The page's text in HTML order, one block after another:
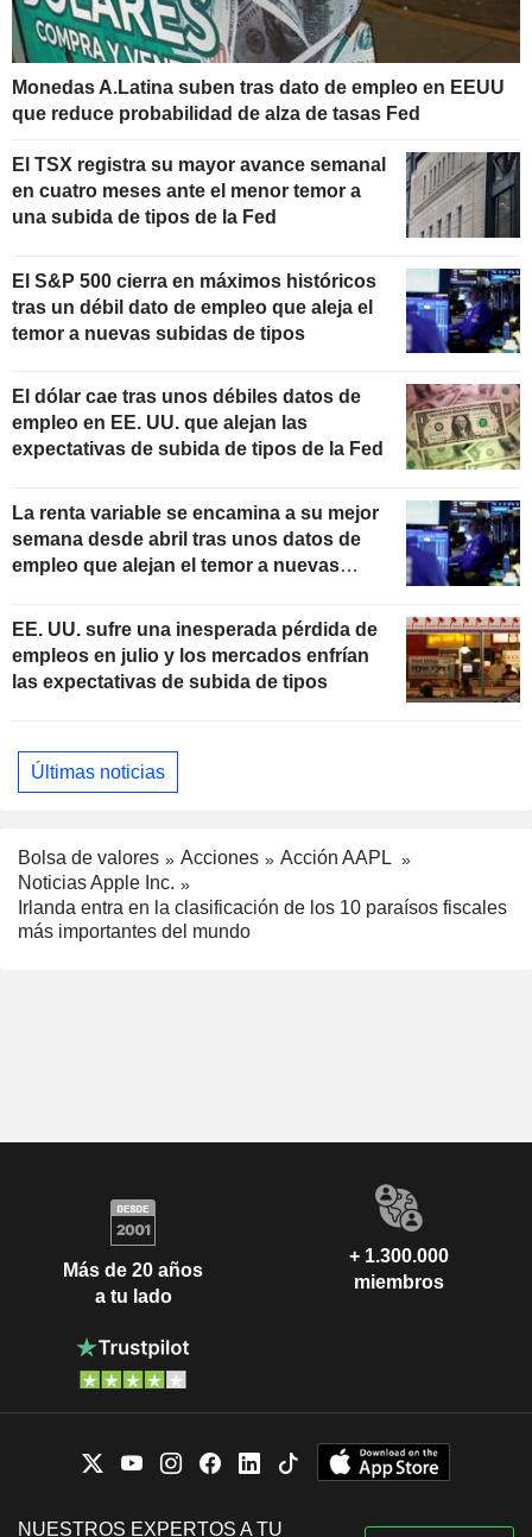
Monedas A.Latina suben tras dato de empleo en EEUU
que reduce probabilidad de alza de tasas Fed
El TSX registra su mayor avance semanal
en cuatro meses ante el menor temor a
una subida de tipos de la Fed
El S&P 500 cierra en máximos históricos
tras un débil dato de empleo que aleja el
temor a nuevas subidas de tipos
El dólar cae tras unos débiles datos de
empleo en EE. UU. que alejan las
expectativas de subida de tipos de la Fed
La renta variable se encamina a su mejor
semana desde abril tras unos datos de
empleo que alejan el temor a nuevas
EE. UU. sufre una inesperada pérdida de
empleos en julio y los mercados enfrían
las expectativas de subida de tipos
Últimas noticias
Bolsa de valores Acciones
Acción AAPL
Noticias Apple Inc.
Irlanda entra en la clasificación de los 10 paraísos fiscales
más importantes del mundo
Más de 20 años
a tu lado
+ 1.300.000
miembros
NUESTROS EXPERTOS A TU